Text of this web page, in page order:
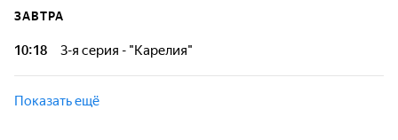
феномен невероятной мощи и красоты своей Родины.
ЗАВТРА
10:18 3-я серия - "Карелия"
Фильм о творческой деятельности фотографа, который
путешествуя по родной стране, пытается разгадать
феномен невероятной мощи и красоты своей Родины.
Показать ещё